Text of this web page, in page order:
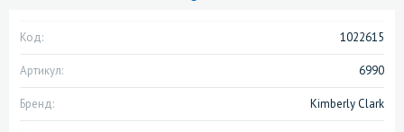
Код: 1022615
Артикул: 6990
Бренд: Kimberly Clark